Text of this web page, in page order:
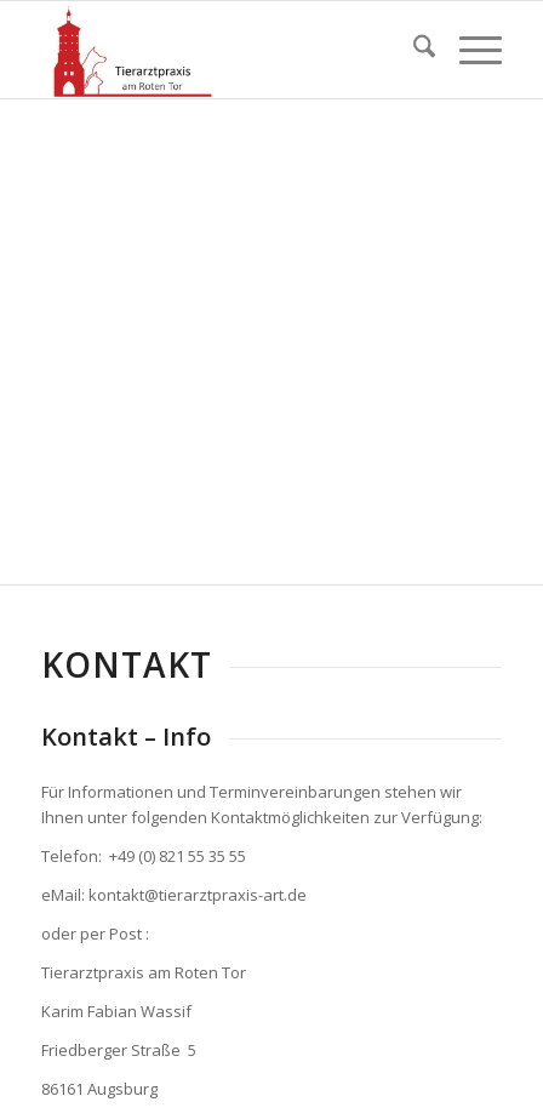
KONTAKT
Kontakt – Info
Für Informationen und Terminvereinbarungen stehen wir
Ihnen unter folgenden Kontaktmöglichkeiten zur Verfügung:
Telefon: +49 (0) 821 55 35 55
eMail: kontakt@tierarztpraxis-art.de
oder per Post :
Tierarztpraxis am Roten Tor
Karim Fabian Wassif
Friedberger Straße 5
86161 Augsburg